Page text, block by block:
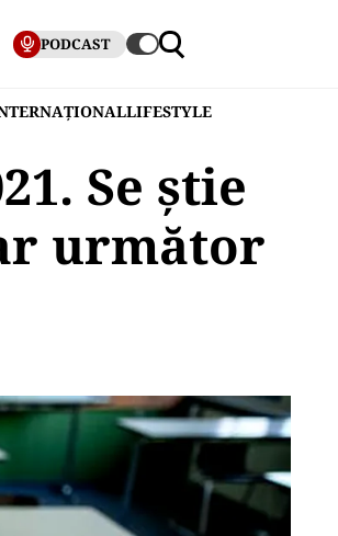
PODCAST
LIFESTYLE
Se știe
următor